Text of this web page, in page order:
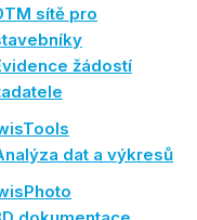
sítě pro
žádostí
dat a výkresů